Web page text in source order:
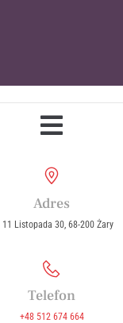
Adres
11 Listopada 30, 68-200 Żary
Telefon
+48 512 674 664